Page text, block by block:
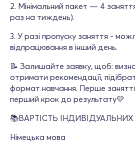
2. Мінімальний пакет — 4
раз на тиждень).
3. У разі пропуску заняття -
відпрацювання в інший день.
📝 Залишайте заявку, щоб:
отримати рекомендації,
формат навчання. Перше
перший крок до результату💛
📚ВАРТІСТЬ
Німецька мова